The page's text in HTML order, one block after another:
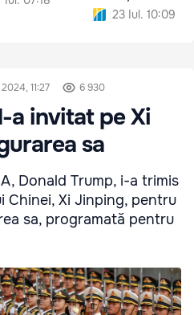
23 Iul. 10:09
11:27 6 930
a invitat pe Xi
sa
Donald Trump, i-a trimis
Chinei, Xi Jinping, pentru
sa, programată pentru